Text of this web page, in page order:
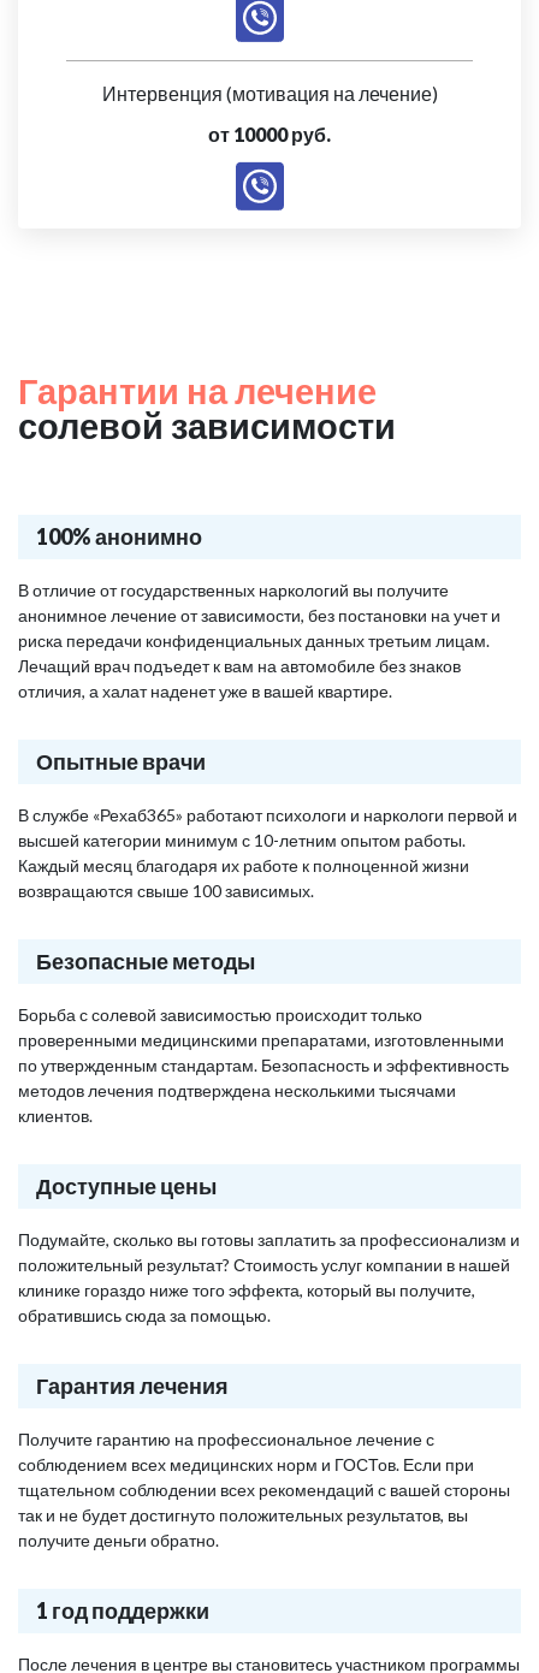
Интервенция (мотивация на лечение)
от 10000 руб.
Гарантии на лечение
солевой зависимости
100% анонимно
В отличие от государственных наркологий вы получите
анонимное лечение от зависимости, без постановки на учет и
риска передачи конфиденциальных данных третьим лицам.
Лечащий врач подъедет к вам на автомобиле без знаков
отличия, а халат наденет уже в вашей квартире.
Опытные врачи
В службе «Рехаб365» работают психологи и наркологи первой и
высшей категории минимум с 10-летним опытом работы.
Каждый месяц благодаря их работе к полноценной жизни
возвращаются свыше 100 зависимых.
Безопасные методы
Борьба с солевой зависимостью происходит только
проверенными медицинскими препаратами, изготовленными
по утвержденным стандартам. Безопасность и эффективность
методов лечения подтверждена несколькими тысячами
клиентов.
Доступные цены
Подумайте, сколько вы готовы заплатить за профессионализм и
положительный результат? Стоимость услуг компании в нашей
клинике гораздо ниже того эффекта, который вы получите,
обратившись сюда за помощью.
Гарантия лечения
Получите гарантию на профессиональное лечение с
соблюдением всех медицинских норм и ГОСТов. Если при
тщательном соблюдении всех рекомендаций с вашей стороны
так и не будет достигнуто положительных результатов, вы
получите деньги обратно.
1 год поддержки
После лечения в центре вы становитесь участником программы